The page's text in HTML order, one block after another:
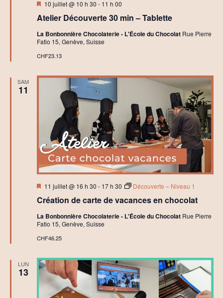
Atelier Découverte 30 min – Tablette
Mis
avant
10 juillet @ 10 h 30 - 11 h 00
La Bonbonnière Chocolaterie - L'École du Chocolat Rue Pierre
Fatio 15, Genève, Suisse
CHF23.13
SAM
11
Création de carte de vacances en chocolat
Mis
avant
11 juillet @ 16 h 30 - 17 h 30 Découverte – Niveau 1
La Bonbonnière Chocolaterie - L'École du Chocolat Rue Pierre
Fatio 15, Genève, Suisse
CHF46.25
LUN
13